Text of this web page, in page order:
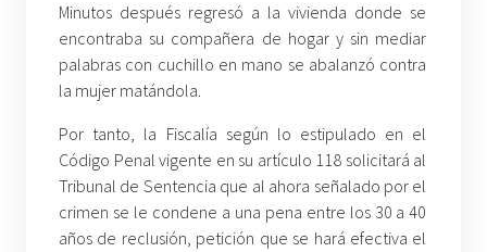
Minutos después regresó a la vivienda donde se
encontraba su compañera de hogar y sin mediar
palabras con cuchillo en mano se abalanzó contra
la mujer matándola.
Por tanto, la Fiscalía según lo estipulado en el
Código Penal vigente en su artículo 118 solicitará al
Tribunal de Sentencia que al ahora señalado por el
crimen se le condene a una pena entre los 30 a 40
años de reclusión, petición que se hará efectiva el